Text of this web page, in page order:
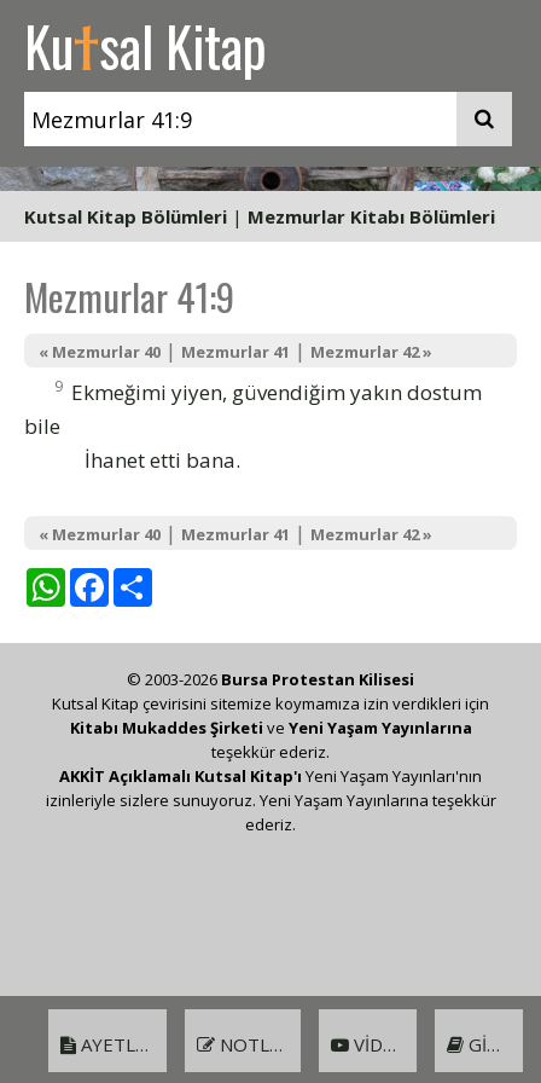
Kutsal Kitap
Kutsal Kitap Bölümleri | Mezmurlar Kitabı Bölümleri
Mezmurlar 41:9
« Mezmurlar 40 | Mezmurlar 41 | Mezmurlar 42 »
9 Ekmeğimi yiyen, güvendiğim yakın dostum
bile
İhanet etti bana.
« Mezmurlar 40 | Mezmurlar 41 | Mezmurlar 42 »
WhatsAppFacebook
AYETLER NOTLAR VIDEO GIRIŞ
© 2003-2026 Bursa Protestan Kilisesi
Kutsal Kitap çevirisini sitemize koymamıza izin verdikleri için
Kitabı Mukaddes Şirketi ve Yeni Yaşam Yayınlarına
teşekkür ederiz.
AKKİT Açıklamalı Kutsal Kitap'ı Yeni Yaşam Yayınları'nın
izinleriyle sizlere sunuyoruz. Yeni Yaşam Yayınlarına teşekkür
ederiz.